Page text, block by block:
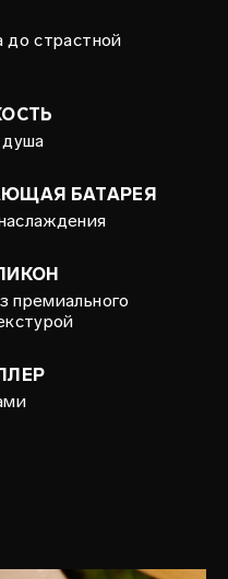
до страстной
душа
БАТАРЕЯ
премиального